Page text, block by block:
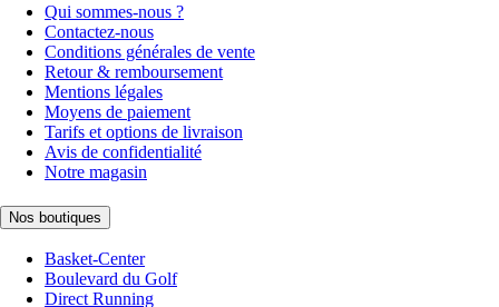
Qui sommes-nous ?
Contactez-nous
Conditions générales de vente
Retour & remboursement
Mentions légales
Moyens de paiement
Tarifs et options de livraison
Avis de confidentialité
Notre magasin
Nos boutiques
Basket-Center
Boulevard du Golf
Direct Running